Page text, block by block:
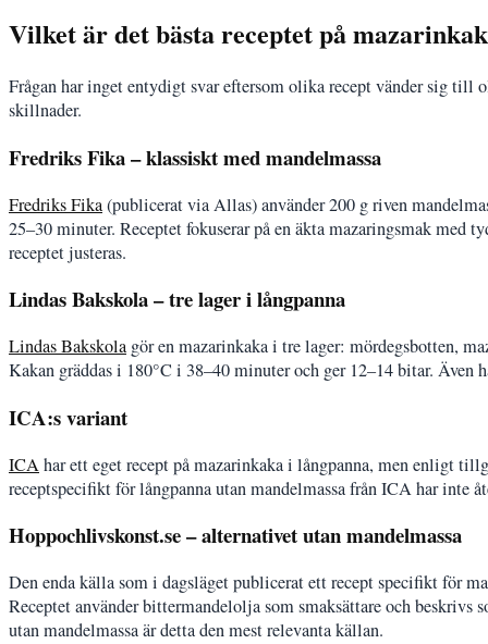
Vilket är det bästa receptet på
Frågan har inget entydigt svar eftersom olika recept vänder sig
skillnader.
Fredriks Fika – klassiskt med mandelmassa
Fredriks Fika(publicerat via Allas) använder 200 g riven
25–30 minuter. Receptet fokuserar på en äkta mazaringsmak med
receptet justeras.
Lindas Bakskola – tre lager i långpanna
Lindas Bakskola gör en mazarinkaka i tre lager: mördegsbotten,
Kakan gräddas i 180°C i 38–40 minuter och ger 12–14 bitar. Även
ICA:s variant
ICAhar ett eget recept på mazarinkaka i långpanna, men enligt
receptspecifikt för långpanna utan mandelmassa från ICA har inte
Hoppochlivskonst.se – alternativet utan mandelmassa
Den enda källa som i dagsläget publicerat ett recept specifikt för
Receptet använder bittermandelolja som smaksättare och
utan mandelmassa är detta den mest relevanta källan.